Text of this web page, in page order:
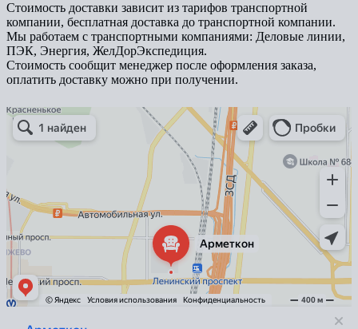
Стоимость доставки зависит из тарифов транспортной
компании, бесплатная доставка до транспортной компании.
Мы работаем с транспортными компаниями: Деловые линии,
ПЭК, Энергия, ЖелДорЭкспедиция.
Стоимость сообщит менеджер после оформления заказа,
оплатить доставку можно при получении.
Арметкон
Металлическая мебель в Санкт‑Петербурге
Торговое оборудование в Санкт‑Петербурге